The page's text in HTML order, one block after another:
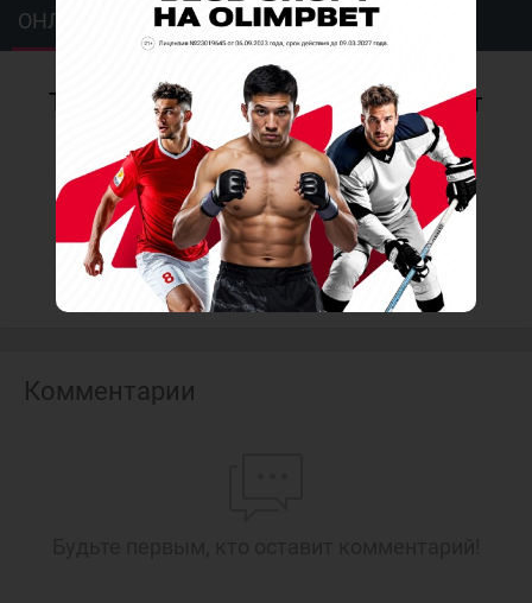
ОНЛАЙН ИСТОРИЯ ВСТРЕЧ
Текстовая трансляция отсутствует
Комментарии